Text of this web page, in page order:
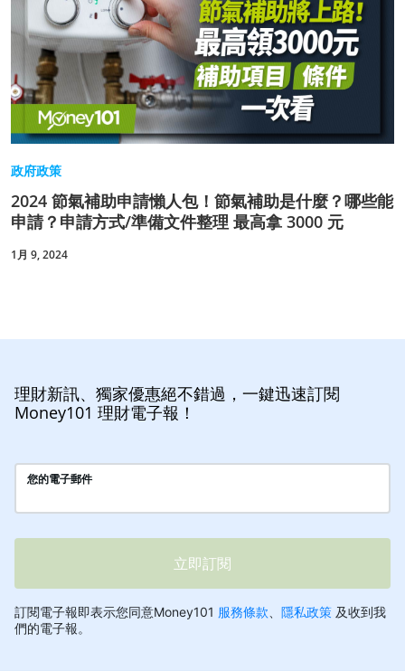
政府政策
2024 節氣補助申請懶人包！節氣補助是什麼？哪些能
申請？申請方式/準備文件整理 最高拿 3000 元
1月 9, 2024
理財新訊、獨家優惠絕不錯過，一鍵迅速訂閱
Money101 理財電子報！